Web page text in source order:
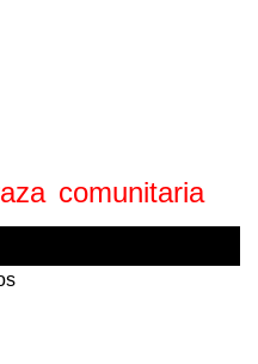
comunitaria